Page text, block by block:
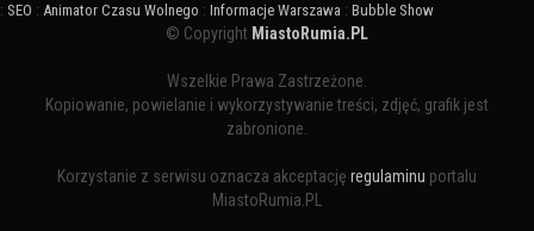
: SEO : Animator Czasu Wolnego : Informacje Warszawa : Bubble Show
© Copyright MiastoRumia.PL
Wszelkie Prawa Zastrzeżone.
Kopiowanie, powielanie i wykorzystywanie treści, zdjęć, grafik jest
zabronione.
Korzystanie z serwisu oznacza akceptację regulaminu portalu
MiastoRumia.PL